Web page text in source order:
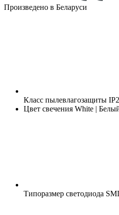
Произведено в Беларуси
Класс пылевлагозащиты
Цвет свечения White |
Типоразмер светодиода